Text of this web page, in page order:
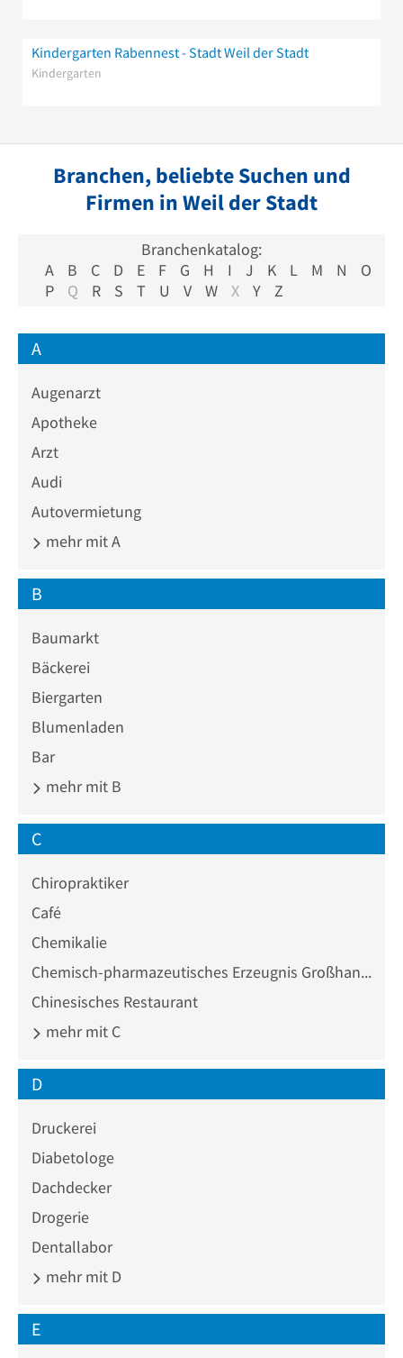
Kindergarten Rabennest - Stadt Weil der Stadt
Kindergarten
Branchen, beliebte Suchen und
Firmen in Weil der Stadt
Branchenkatalog:
A
B C D E F G H I J K L M N
O
P
Q R S T U V W X Y Z
A
Augenarzt
Apotheke
Arzt
Audi
Autovermietung
mehr mit A
B
Baumarkt
Bäckerei
Biergarten
Blumenladen
Bar
mehr mit B
C
Chiropraktiker
Café
Chemikalie
Chemisch-pharmazeutisches Erzeugnis Großhandel
Chinesisches Restaurant
mehr mit C
D
Druckerei
Diabetologe
Dachdecker
Drogerie
Dentallabor
mehr mit D
E